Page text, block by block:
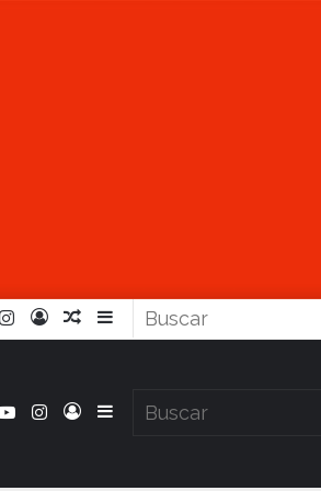
Barra
Artículo
Iniciar
Instagram
Barra
Iniciar
Instagram
YouTube